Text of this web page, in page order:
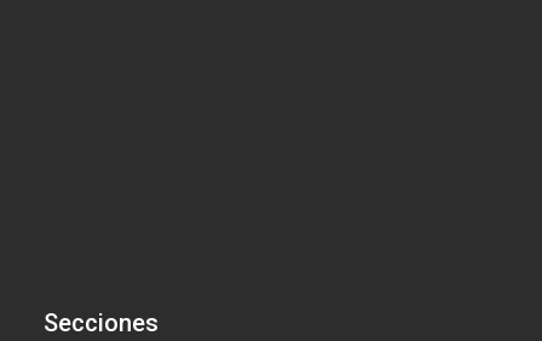
Secciones